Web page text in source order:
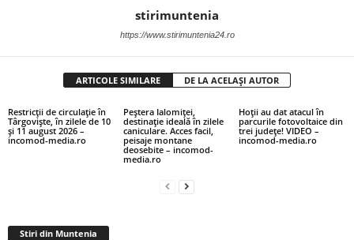
stirimuntenia
https://www.stirimuntenia24.ro
ARTICOLE SIMILARE DE LA ACELAȘI AUTOR
Restricții de circulație în
Târgoviște, în zilele de 10
și 11 august 2026 –
incomod-media.ro
Peștera Ialomiței,
destinație ideală în zilele
caniculare. Acces facil,
peisaje montane
deosebite – incomod-
media.ro
Hoții au dat atacul în
parcurile fotovoltaice din
trei județe! VIDEO –
incomod-media.ro
Stiri din Muntenia